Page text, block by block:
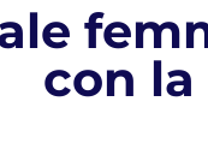
con